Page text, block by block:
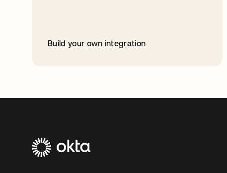
Build your own integration